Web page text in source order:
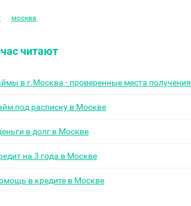
москва
читают
в г.Москва - проверенные места получения
под расписку в Москве
в долг в Москве
на 3 года в Москве
в кредите в Москве